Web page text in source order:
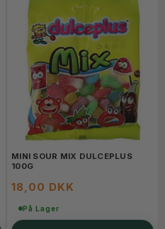
MINI SOUR MIX DULCEPLUS
100G
18,00 DKK
På Lager